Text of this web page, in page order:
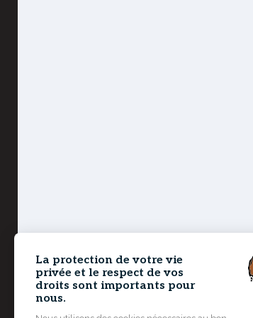
La protection de votre vie
privée et le respect de vos
droits sont importants pour
nous.